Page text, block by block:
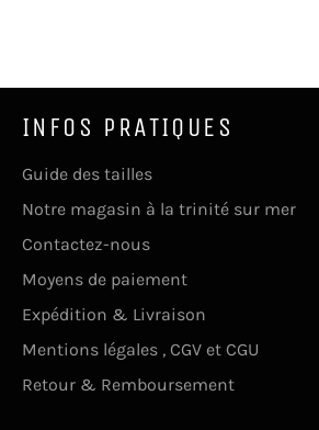
INFOS PRATIQUES
Guide des tailles
Notre magasin à la trinité sur mer
Contactez-nous
Moyens de paiement
Expédition & Livraison
Mentions légales , CGV et CGU
Retour & Remboursement